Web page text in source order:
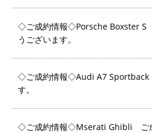
◇ご成約情報◇Porsche Boxster S
うございます。
◇ご成約情報◇Audi A7 Sportback
す。
◇ご成約情報◇Mserati Ghibli ご成